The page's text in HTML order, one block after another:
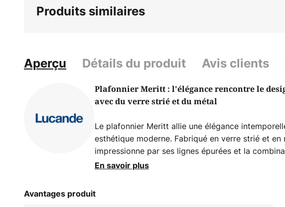
Produits similaires
Aperçu Détails du produit Avis clients
Plafonnier Meritt : l'élégance rencontre le
avec du verre strié et du métal
Le plafonnier Meritt allie une élégance
esthétique moderne. Fabriqué en verre strié et en
impressionne par ses lignes épurées et la
harmonieuse d'éléments transparents et couleur
et salles à manger, ce luminaire s'intègre
En savoir plus
Avantages produit